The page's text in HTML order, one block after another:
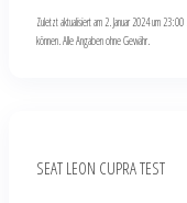
Zuletzt aktualisiert am 2. Januar 2024 um
können. Alle Angaben ohne Gewähr.
SEAT LEON CUPRA TEST